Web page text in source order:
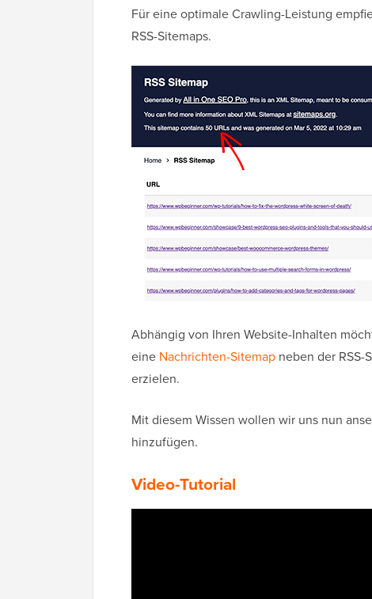
Für eine optimale Crawling-Leistung
RSS-Sitemaps.
Abhängig von Ihren Website-Inhalten
eine Nachrichten-Sitemap neben der RSS-
erzielen.
Mit diesem Wissen wollen wir uns nun
hinzufügen.
Video-Tutorial